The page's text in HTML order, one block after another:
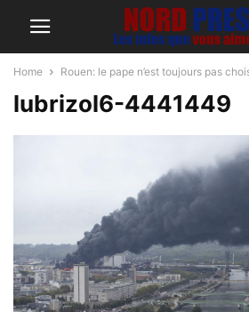
Home Rouen: le pape n’est toujours pas
lubrizol6-4441449